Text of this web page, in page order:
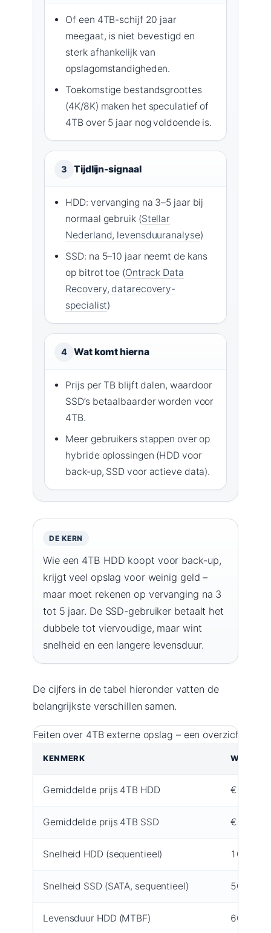
Of een 4TB-schijf 20 jaar
meegaat, is niet bevestigd en
sterk afhankelijk van
opslagomstandigheden.
Toekomstige bestandsgroottes
(4K/8K) maken het speculatief of
4TB over 5 jaar nog voldoende is.
3 Tijdlijn-signaal
HDD: vervanging na 3–5 jaar bij
normaal gebruik (Stellar
Nederland, levensduuranalyse)
SSD: na 5–10 jaar neemt de kans
op bitrot toe (Ontrack Data
Recovery, datarecovery-
specialist)
4 Wat komt hierna
Prijs per TB blijft dalen, waardoor
SSD’s betaalbaarder worden voor
4TB.
Meer gebruikers stappen over op
hybride oplossingen (HDD voor
back-up, SSD voor actieve data).
DE KERN
Wie een 4TB HDD koopt voor back-up,
krijgt veel opslag voor weinig geld –
maar moet rekenen op vervanging na 3
tot 5 jaar. De SSD-gebruiker betaalt het
dubbele tot viervoudige, maar wint
snelheid en een langere levensduur.
De cijfers in de tabel hieronder vatten de
belangrijkste verschillen samen.
Feiten over 4TB externe opslag – een overzicht van
KENMERK WAARDE
Gemiddelde prijs 4TB HDD € 90 – €
Gemiddelde prijs 4TB SSD € 200 –
Snelheid HDD (sequentieel)
Snelheid SSD (SATA, sequentieel)
Levensduur HDD (MTBF) 600.000